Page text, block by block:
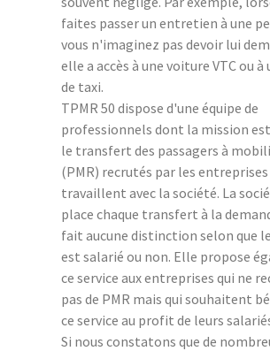
faites passer un entretien à une
vous n'imaginez pas devoir lui
elle a accès à une voiture VTC ou à
de taxi.
TPMR 50 dispose d'une équipe de
professionnels dont la mission
le transfert des passagers à
(PMR) recrutés par les entreprises
travaillent avec la société. La
place chaque transfert à la
fait aucune distinction selon que
est salarié ou non. Elle propose
ce service aux entreprises qui ne
pas de PMR mais qui souhaitent
ce service au profit de leurs
Si nous constatons que de